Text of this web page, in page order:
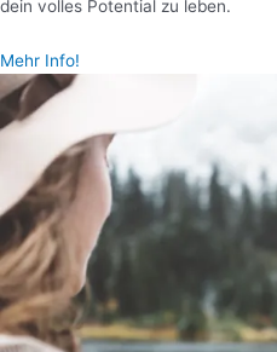
dein volles Potential zu leben.
Mehr Info!